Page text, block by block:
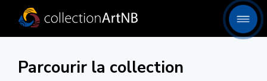
Parcourir la collection